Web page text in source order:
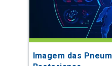
Imagem das